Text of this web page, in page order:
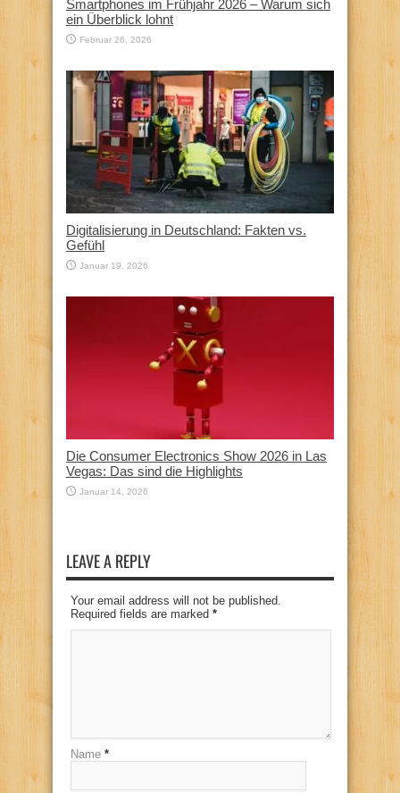
Smartphones im Frühjahr 2026 – Warum sich
ein Überblick lohnt
Februar 26, 2026
Digitalisierung in Deutschland: Fakten vs.
Gefühl
Januar 19, 2026
Die Consumer Electronics Show 2026 in Las
Vegas: Das sind die Highlights
Januar 14, 2026
LEAVE A REPLY
Your email address will not be published.
Required fields are marked *
Name *